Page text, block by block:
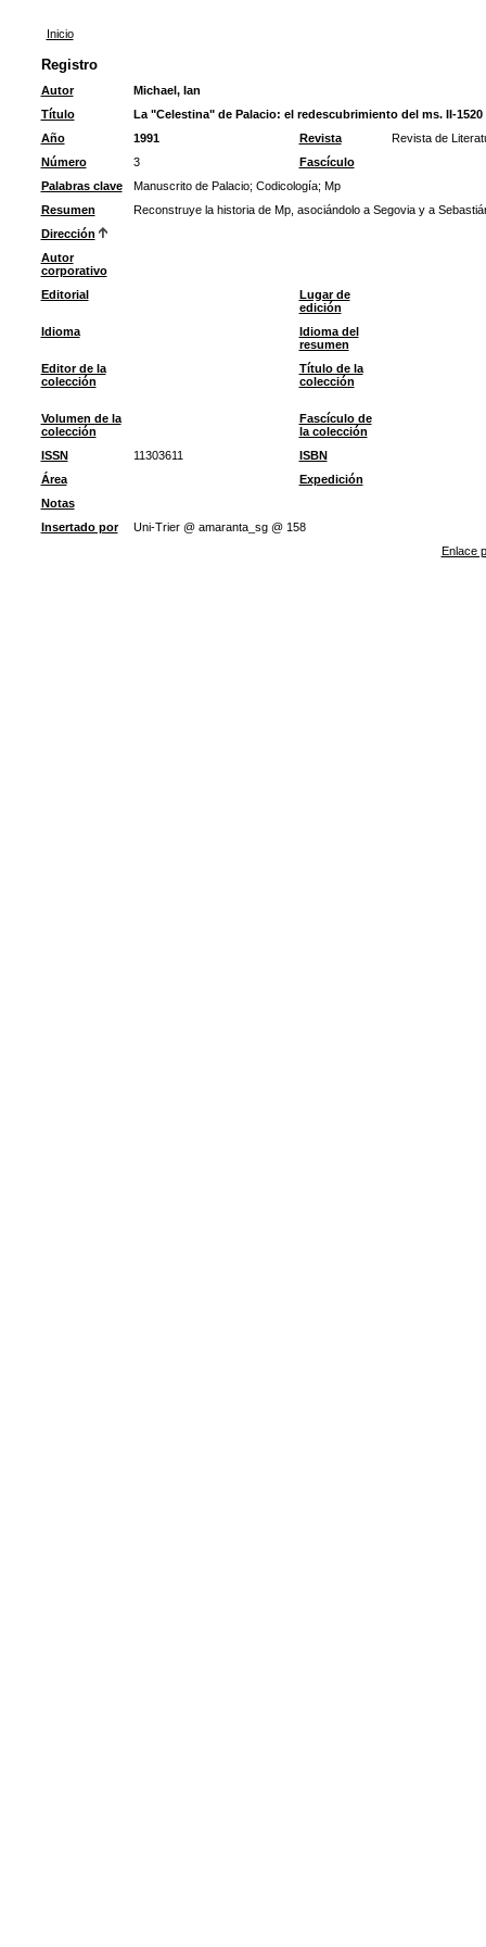
Inicio
Registro
Autor
Michael, Ian
Título
La "Celestina" de Palacio: el redescubrimiento del ms. II-
Año
1991 Revista
Revista de
Número
3
Fascículo
Palabras clave
Manuscrito de Palacio; Codicología; Mp
Resumen
Reconstruye la historia de Mp, asociándolo a Segovia y a
Dirección
Autor
corporativo
Editorial
Lugar de
edición
Idioma
Idioma del
resumen
Editor de la
colección
Título de la
colección
Volumen de la
colección
Fascículo de
la colección
ISSN
11303611
ISBN
Área
Expedición
Notas
Insertado por
Uni-Trier @ amaranta_sg @ 158
Enlace